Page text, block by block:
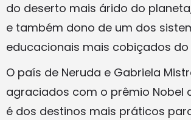
do deserto mais árido do
e também dono de um dos
educacionais mais cobiçados
O país de Neruda e Gabriela
agraciados com o prêmio Nobel
é dos destinos mais práticos